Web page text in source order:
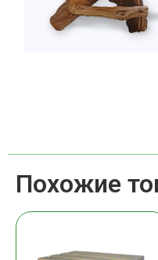
Похожие